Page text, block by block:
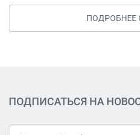
ПОДРОБНЕЕ
ПОДПИСАТЬСЯ НА